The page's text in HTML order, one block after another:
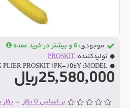
بر اساس 0 نظر - نظر
25,580,000ریال
موجودی: 6 و بیشتر در خرید عمده
تولیدکننده: PROSKIT
MODEL:
PLIER PROSKIT 1PK-705Y